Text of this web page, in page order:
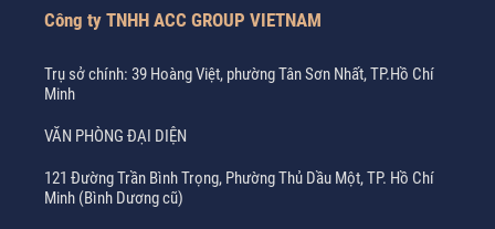
Công ty TNHH ACC GROUP VIETNAM
Trụ sở chính: 39 Hoàng Việt, phường Tân Sơn Nhất, TP.Hồ Chí
Minh
VĂN PHÒNG ĐẠI DIỆN
121 Đường Trần Bình Trọng, Phường Thủ Dầu Một, TP. Hồ Chí
Minh (Bình Dương cũ)